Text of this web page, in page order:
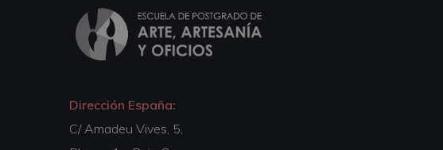
Dirección España:
C/ Amadeu Vives, 5,